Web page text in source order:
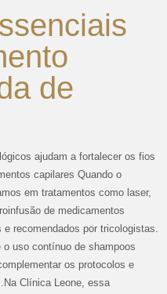
de
ajudam a fortalecer os fios
capilares Quando o
em tratamentos como laser,
de medicamentos
recomendados por tricologistas.
uso contínuo de shampoos
os protocolos e
Clínica Leone, essa